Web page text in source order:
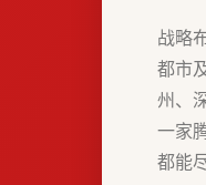
战略
都市
州、
一家
都能